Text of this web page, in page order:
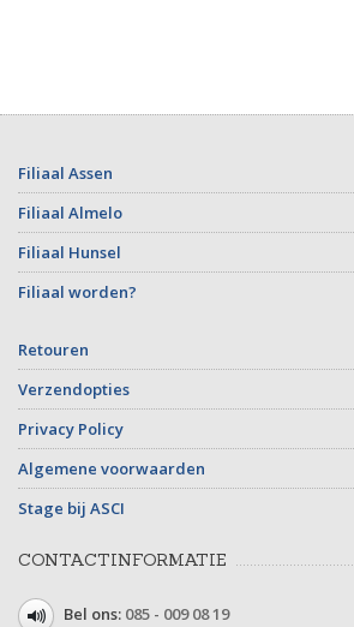
Filiaal Assen
Filiaal Almelo
Filiaal Hunsel
Filiaal worden?
Retouren
Verzendopties
Privacy Policy
Algemene voorwaarden
Stage bij ASCI
CONTACTINFORMATIE
Bel ons: 085 - 009 08 19